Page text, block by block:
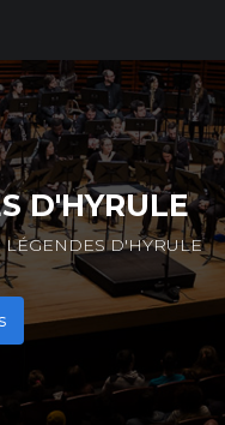
D'HYRULE
LÉGENDES D'HYRULE